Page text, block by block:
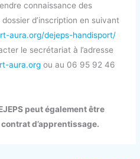
connaissance des
d’inscription en suivant
aura.org/dejeps-handisport/
le secrétariat à l’adresse
aura.org ou au 06 95 92 46
peut également être
d’apprentissage.